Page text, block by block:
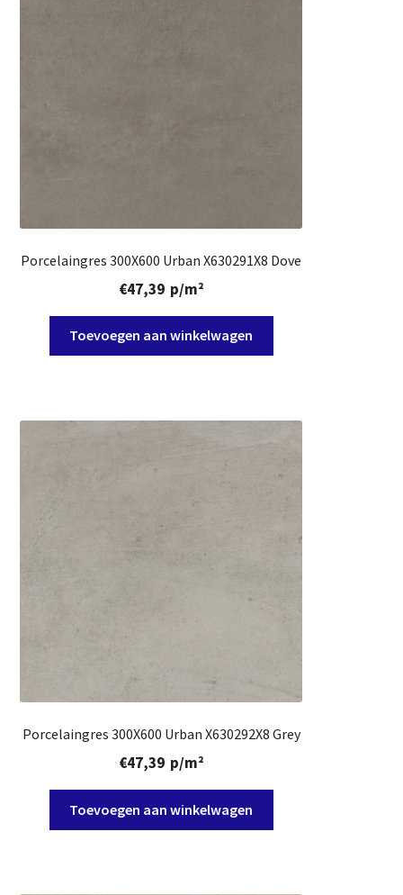
Porcelaingres 300X600 Urban X630291X8 Dove
€47,39 p/m²
Toevoegen aan winkelwagen
Porcelaingres 300X600 Urban X630292X8 Grey
€47,39 p/m²
Toevoegen aan winkelwagen